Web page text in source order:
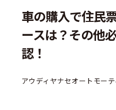
車の購入で住民
ースは？その他
認！
アウディヤナセオートモーテ